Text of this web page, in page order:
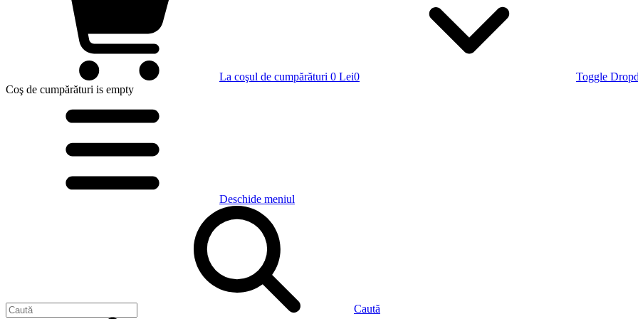
La coşul de cumpărături 0 Lei0
Toggle
Coş de cumpărături is empty
Deschide meniul
Caută